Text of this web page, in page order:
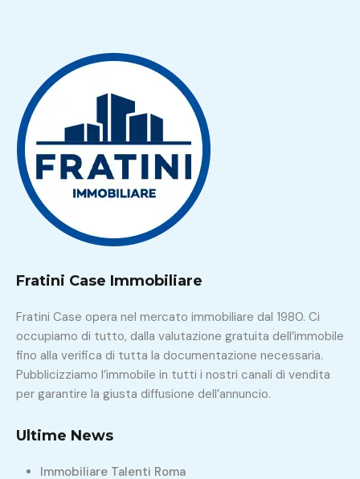
Fratini Case Immobiliare
Fratini Case opera nel mercato immobiliare dal 1980. Ci
occupiamo di tutto, dalla valutazione gratuita dell’immobile
fino alla verifica di tutta la documentazione necessaria.
Pubblicizziamo l’immobile in tutti i nostri canali di vendita
per garantire la giusta diffusione dell’annuncio.
Ultime News
Immobiliare Talenti Roma